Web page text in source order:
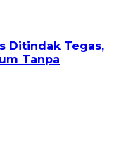
Ditindak Tegas,
Tanpa